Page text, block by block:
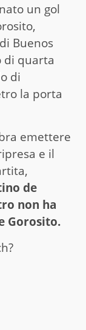
un gol
Buenos
di quarta
di
la porta
emettere
e il
de
non ha
Gorosito.